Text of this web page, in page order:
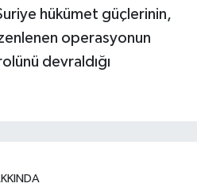
hükümet güçlerinin,
operasyonun
devraldığı